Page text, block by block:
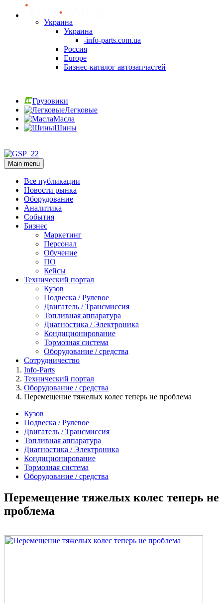
Украина
Украина
-info-parts.com.ua
Россия
Europe
Бизнес-каталог автозапчастей
Грузовики
Легковые
Масла
Шины
Main menu
Все публикации
Новости рынка
Оборудование
Аналитика
События
Бизнес
Маркетинг
Персонал
Обучение
ПО
Кейсы
Технический портал
Кузов
Подвеска / Рулевое
Двигатель / Трансмиссия
Топливная аппаратура
Диагностика / Электроника
Кондиционирование
Тормозная система
Оборудование / средства
Сотрудничество
Info-Parts
Технический портал
Оборудование / средства
Перемещение тяжелых колес теперь не проблема
Кузов
Подвеска / Рулевое
Двигатель / Трансмиссия
Топливная аппаратура
Диагностика / Электроника
Кондиционирование
Тормозная система
Оборудование / средства
Перемещение тяжелых колес теперь не
проблема